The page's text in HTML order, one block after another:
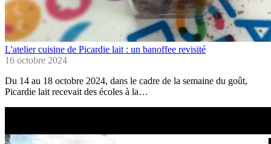
L'atelier cuisine de Picardie lait : un banoffee revisité
16 octobre 2024
Du 14 au 18 octobre 2024, dans le cadre de la semaine du goût,
Picardie lait recevait des écoles à la…